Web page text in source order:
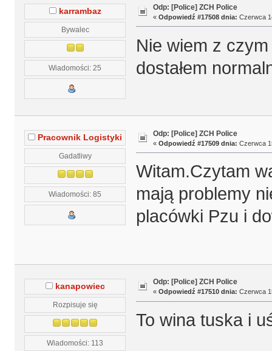
karrambaz
Bywalec
Wiadomości: 25
Odp: [Police] ZCH Police
« Odpowiedź #17508 dnia: Czerwca
Nie wiem z
dostałem
Pracownik Logistyki
Gadatliwy
Wiadomości: 85
Odp: [Police] ZCH Police
« Odpowiedź #17509 dnia: Czerwca
Witam.Czytam
mają problemy
placówki Pzu i
kanapowiec
Rozpisuje się
Wiadomości: 113
Odp: [Police] ZCH Police
« Odpowiedź #17510 dnia: Czerwca
To wina tuska i